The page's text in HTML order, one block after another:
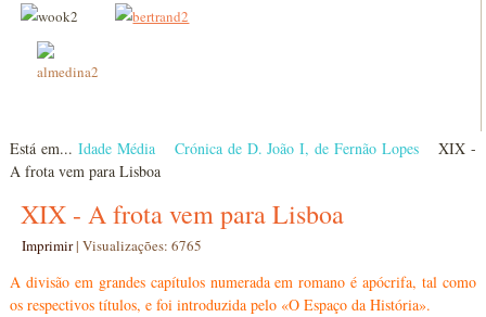
Está em...Idade Média Crónica de D. João I, de Fernão Lopes
XIX -
A frota vem para Lisboa
XIX - A frota vem para Lisboa
Imprimir|Visualizações: 6765
A divisão em grandes capítulos numerada em romano é apócrifa, tal como
os respectivos títulos, e foi introduzida pelo «O Espaço da História».